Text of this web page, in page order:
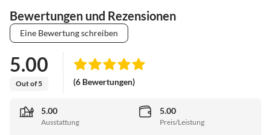
Bewertungen und Rezensionen
Eine Bewertung schreiben
5.00
Out of 5 (6 Bewertungen)
5.00
Ausstattung
5.00
Preis/Leistung